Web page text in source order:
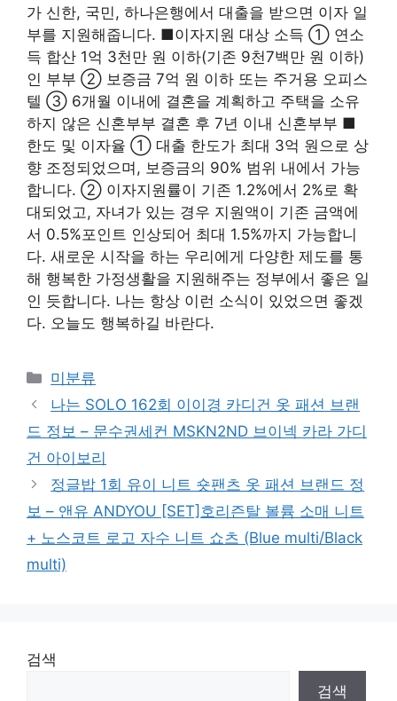
가 신한, 국민, 하나은행에서 대출을 받으면 이자 일
부를 지원해줍니다. ■이자지원 대상 소득 ① 연소
득 합산 1억 3천만 원 이하(기존 9천7백만 원 이하)
인 부부 ② 보증금 7억 원 이하 또는 주거용 오피스
텔 ③ 6개월 이내에 결혼을 계획하고 주택을 소유
하지 않은 신혼부부 결혼 후 7년 이내 신혼부부 ■
한도 및 이자율 ① 대출 한도가 최대 3억 원으로 상
향 조정되었으며, 보증금의 90% 범위 내에서 가능
합니다. ② 이자지원률이 기존 1.2%에서 2%로 확
대되었고, 자녀가 있는 경우 지원액이 기존 금액에
서 0.5%포인트 인상되어 최대 1.5%까지 가능합니
다. 새로운 시작을 하는 우리에게 다양한 제도를 통
해 행복한 가정생활을 지원해주는 정부에서 좋은 일
인 듯합니다. 나는 항상 이런 소식이 있었으면 좋겠
다. 오늘도 행복하길 바란다.
Categories
미분류
나는 SOLO 162회 이이경 카디건 옷 패션 브랜
드 정보 – 문수권세컨 MSKN2ND 브이넥 카라 가디
건 아이보리
정글밥 1회 유이 니트 숏팬츠 옷 패션 브랜드 정
보 – 앤유 ANDYOU [SET]호리즌탈 볼륨 소매 니트
+ 노스코트 로고 자수 니트 쇼츠 (Blue multi/Black
multi)
검색
검색